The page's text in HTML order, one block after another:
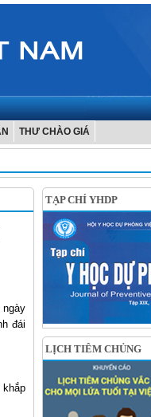
THƯ CHÀO GIÁ
đái
khắp
TẠP CHÍ YHDP
LỊCH TIÊM CHỦNG